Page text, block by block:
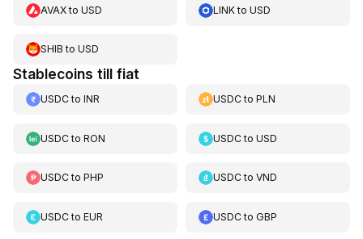
AVAXto USD LINKtoUSD
SHIB to USD
Stablecoins till fiat
USDCto INR USDCtoPLN
USDCto RON USDCtoUSD
USDCto PHP USDCtoVND
USDCto EUR USDCtoGBP